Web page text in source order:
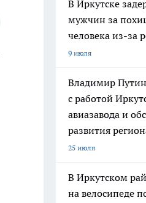
В Иркутске
мужчин за
человека из-за
9 июля
Владимир
с работой
авиазавода и
развития
25 июля
В Иркутском
на велосипеде